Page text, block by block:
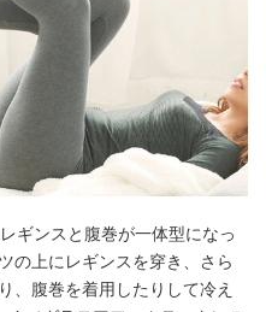
ギンスと腹巻が一体型になっ
の上にレギンスを穿き、さら
、腹巻を着用したりして冷え